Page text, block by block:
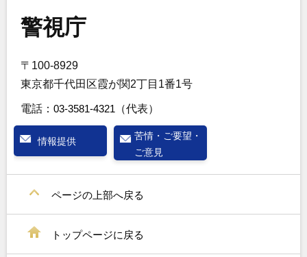
警視庁
〒100-8929
東京都千代田区霞が関2丁目1番1号
電話： 03-3581-4321 （代表）
情報提供
苦情・ご要望・
ご意見
ページの上部へ戻る
トップページに戻る